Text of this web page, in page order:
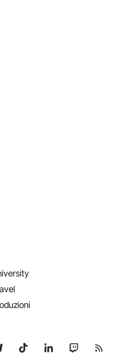
WhatsApp
su Telegram
Seguici su TikTok
Seguici su
Seguici